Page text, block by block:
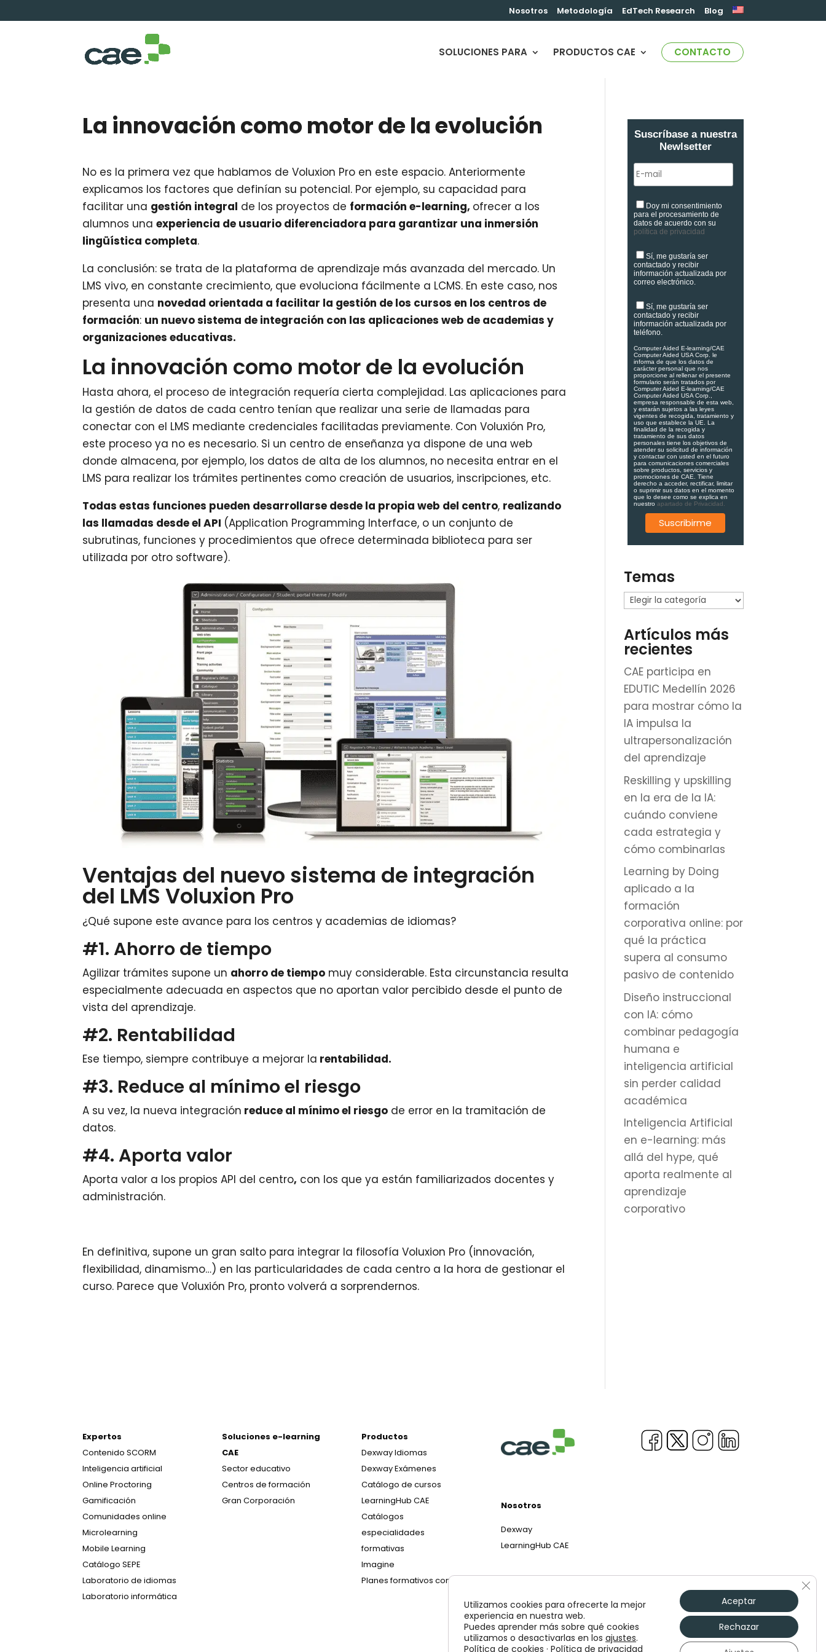
Nosotros Metodología EdTech Research Blog
SOLUCIONES PARA PRODUCTOS CAE CONTACTO
La innovación como motor de la evolución
No es la primera vez que hablamos de Voluxion Pro en este espacio. Anteriormente
explicamos los factores que definían su potencial. Por ejemplo, su capacidad para
facilitar una gestión integral de los proyectos de formación e-learning, ofrecer a los
alumnos unaexperiencia de usuario diferenciadora para garantizar una inmersión
lingüística completa.
La conclusión: se trata de la plataforma de aprendizaje más avanzada del mercado. Un
LMS vivo, en constante crecimiento, que evoluciona fácilmente a LCMS. En este caso, nos
presenta una novedad orientada a facilitar la gestión de los cursos en los centros de
formación: un nuevo sistema de integración con las aplicaciones web de academias y
organizaciones educativas.
La innovación como motor de la evolución
Hasta ahora, el proceso de integración requería cierta complejidad. Las aplicaciones para
la gestión de datos de cada centro tenían que realizar una serie de llamadas para
conectar con el LMS mediante credenciales facilitadas previamente. Con Voluxión Pro,
este proceso ya no es necesario. Si un centro de enseñanza ya dispone de una web
donde almacena, por ejemplo, los datos de alta de los alumnos, no necesita entrar en el
LMS para realizar los trámites pertinentes como creación de usuarios, inscripciones, etc.
Todas estas funciones pueden desarrollarse desde la propia web del centro, realizando
las llamadas desde el API (Application Programming Interface, o un conjunto de
subrutinas, funciones y procedimientos que ofrece determinada biblioteca para ser
utilizada por otro software).
Ventajas del nuevo sistema de integración
del LMS Voluxion Pro
¿Qué supone este avance para los centros y academias de idiomas?
#1. Ahorro de tiempo
Agilizar trámites supone un ahorro de tiempo muy considerable. Esta circunstancia resulta
especialmente adecuada en aspectos que no aportan valor percibido desde el punto de
vista del aprendizaje.
#2. Rentabilidad
Ese tiempo, siempre contribuye a mejorar la rentabilidad.
#3. Reduce al mínimo el riesgo
A su vez, la nueva integración reduce al mínimo el riesgo de error en la tramitación de
datos.
#4. Aporta valor
Aporta valor a los propios API del centro, con los que ya están familiarizados docentes y
administración.
En definitiva, supone un gran salto para integrar la filosofía Voluxion Pro (innovación,
flexibilidad, dinamismo…) en las particularidades de cada centro a la hora de gestionar el
curso. Parece que Voluxión Pro, pronto volverá a sorprendernos.
Suscríbase a nuestra
Newlsetter
Doy mi consentimiento
para el procesamiento de
datos de acuerdo con su
política de privacidad
Sí, me gustaría ser
contactado y recibir
información actualizada por
correo electrónico.
Sí, me gustaría ser
contactado y recibir
información actualizada por
teléfono.
Computer Aided E-learning/CAE
Computer Aided USA Corp. le
informa de que los datos de
carácter personal que nos
proporcione al rellenar el presente
formulario serán tratados por
Computer Aided E-learning/CAE
Computer Aided USA Corp.,
empresa responsable de esta web,
y estarán sujetos a las leyes
vigentes de recogida, tratamiento y
uso que establece la UE. La
finalidad de la recogida y
tratamiento de sus datos
personales tiene los objetivos de
atender su solicitud de información
y contactar con usted en el futuro
para comunicaciones comerciales
sobre productos, servicios y
promociones de CAE. Tiene
derecho a acceder, rectificar, limitar
o suprimir sus datos en el momento
que lo desee como se explica en
nuestro apartado de Privacidad.
Temas
Temas
Artículos más
recientes
CAE participa en
EDUTIC Medellín 2026
para mostrar cómo la
IA impulsa la
ultrapersonalización
del aprendizaje
Reskilling y upskilling
en la era de la IA:
cuándo conviene
cada estrategia y
cómo combinarlas
Learning by Doing
aplicado a la
formación
corporativa online: por
qué la práctica
supera al consumo
pasivo de contenido
Diseño instruccional
con IA: cómo
combinar pedagogía
humana e
inteligencia artificial
sin perder calidad
académica
Inteligencia Artificial
en e-learning: más
allá del hype, qué
aporta realmente al
aprendizaje
corporativo
Expertos
Contenido SCORM
Inteligencia artificial
Online Proctoring
Gamificación
Comunidades online
Microlearning
Mobile Learning
Catálogo SEPE
Laboratorio de idiomas
Laboratorio informática
Soluciones e-learning
CAE
Sector educativo
Centros de formación
Gran Corporación
Productos
Dexway Idiomas
Dexway Exámenes
Catálogo de cursos
LearningHub CAE
Catálogos
especialidades
formativas
Imagine
Planes formativos con IA
Nosotros
Dexway
LearningHub CAE
Utilizamos cookies para ofrecerte la mejor
experiencia en nuestra web.
Puedes aprender más sobre qué cookies
utilizamos o desactivarlas en los ajustes.
Política de cookies · Política de privacidad
Aceptar
Rechazar